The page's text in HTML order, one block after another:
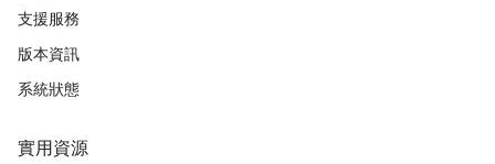
支援服務
版本資訊
系統狀態
實用資源